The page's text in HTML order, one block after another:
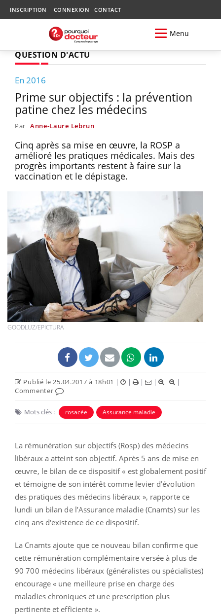
INSCRIPTION CONNEXION CONTACT
Menu
QUESTION D'ACTU
En 2016
Prime sur objectifs : la prévention
patine chez les médecins
Par Anne-Laure Lebrun
Cinq après sa mise en œuvre, la ROSP a
amélioré les pratiques médicales. Mais des
progrès importants restent à faire sur la
vaccination et le dépistage.
GOODLUZ/EPICTURA
Publié le 25.04.2017 à 18h01 | | | |
|
Commenter
Mots clés : rosacée Assurance maladie
La rémunération sur objectifs (Rosp) des médecins
libéraux a atteint son objectif. Après 5 ans de mise en
œuvre, le bilan de ce dispositif « est globalement positif
et témoigne de son intérêt comme levier d’évolution
des pratiques des médecins libéraux », rapporte ce
lundi un bilan de l’Assurance maladie (Cnamts) sur les
cinq ans d'existence de ce dispositif.
La Cnamts ajoute que ce nouveau bilan confirme que
cette rémunération complémentaire versée à plus de
90 700 médecins libéraux (généralistes ou spécialistes)
encourage « une meilleure prise en charge des
maladies chroniques et une prescription plus
pertinente et efficiente ».